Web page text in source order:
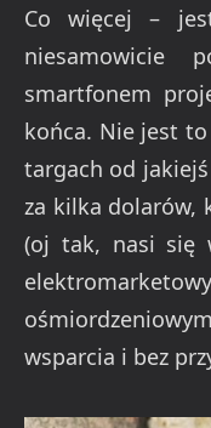
Co więcej –
niesamowicie
smartfonem
końca. Nie jest
targach od
za kilka dolarów,
(oj tak, nasi się
wsparcia i bez